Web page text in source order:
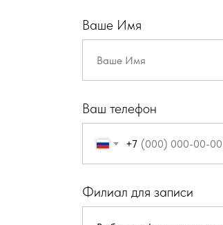
Ваше Имя
Ваш телефон
+7
Филиал для записи